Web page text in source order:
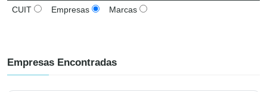
CUIT Empresas Marcas
Empresas Encontradas